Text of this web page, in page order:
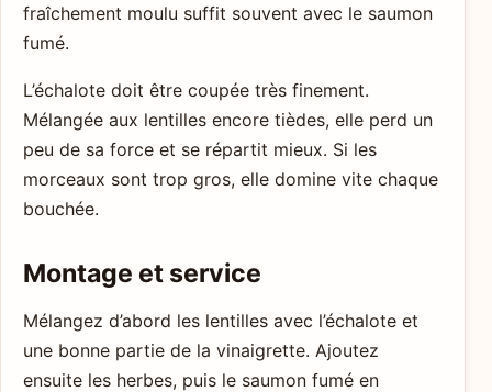
fraîchement moulu suffit souvent avec le saumon
fumé.
L’échalote doit être coupée très finement.
Mélangée aux lentilles encore tièdes, elle perd un
peu de sa force et se répartit mieux. Si les
morceaux sont trop gros, elle domine vite chaque
bouchée.
Montage et service
Mélangez d’abord les lentilles avec l’échalote et
une bonne partie de la vinaigrette. Ajoutez
ensuite les herbes, puis le saumon fumé en